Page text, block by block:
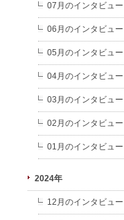
07月のインタビュー
06月のインタビュー
05月のインタビュー
04月のインタビュー
03月のインタビュー
02月のインタビュー
01月のインタビュー
2024年
12月のインタビュー